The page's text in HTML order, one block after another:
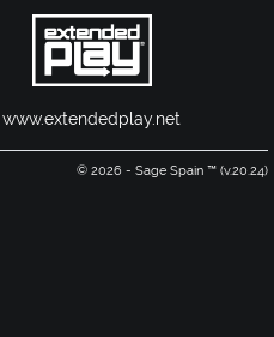
www.extendedplay.net
© 2026 - Sage Spain ™ (v.20.24)